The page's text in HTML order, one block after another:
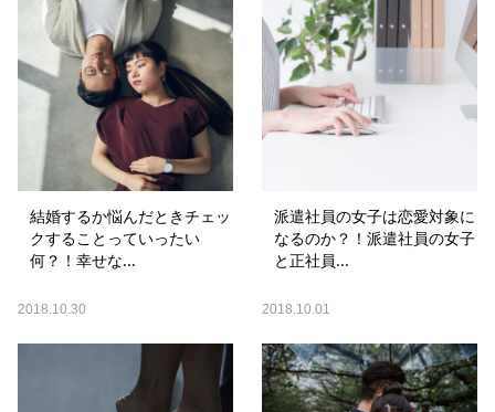
結婚するか悩んだときチェッ
クすることっていったい
何？！幸せな...
2018.10.30
派遣社員の女子は恋愛対象に
なるのか？！派遣社員の女子
と正社員...
2018.10.01